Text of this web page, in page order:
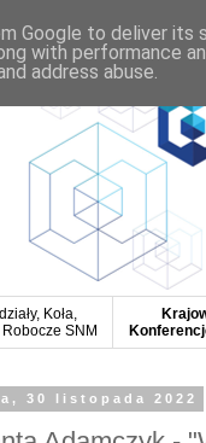
Koła,
SNM
30 listopada 2022
Google to deliver its
with performance
address abuse.